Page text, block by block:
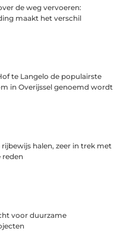
de weg vervoeren:
maakt het verschil
te Langelo de populairste
in Overijssel genoemd wordt
halen, zeer in trek met
reden
voor duurzame